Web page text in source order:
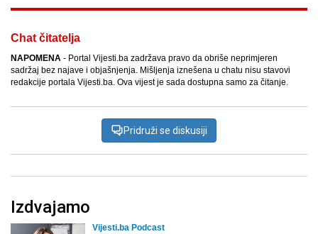
Chat čitatelja
NAPOMENA - Portal Vijesti.ba zadržava pravo da obriše neprimjeren
sadržaj bez najave i objašnjenja. Mišljenja iznešena u chatu nisu stavovi
redakcije portala Vijesti.ba. Ova vijest je sada dostupna samo za čitanje.
Pridruži se diskusiji
Izdvajamo
Vijesti.ba Podcast